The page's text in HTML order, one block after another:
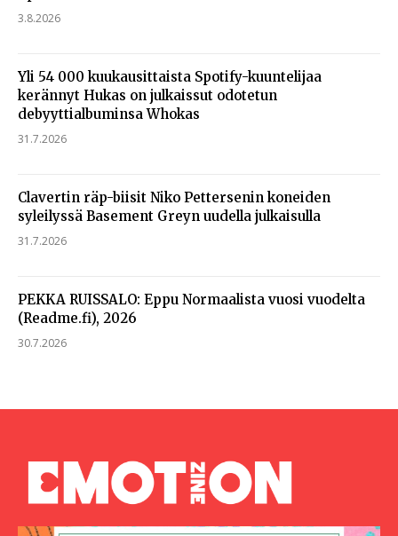
3.8.2026
Yli 54 000 kuukausittaista Spotify-kuuntelijaa
kerännyt Hukas on julkaissut odotetun
debyyttialbuminsa Whokas
31.7.2026
Clavertin räp-biisit Niko Pettersenin koneiden
syleilyssä Basement Greyn uudella julkaisulla
31.7.2026
PEKKA RUISSALO: Eppu Normaalista vuosi vuodelta
(Readme.fi), 2026
30.7.2026